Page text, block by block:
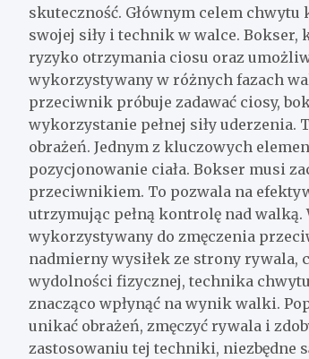
skuteczność. Głównym celem
swojej siły i technik w walce.
ryzyko otrzymania ciosu oraz
wykorzystywany w różnych fazach
przeciwnik próbuje zadawać ciosy,
wykorzystanie pełnej siły
obrażeń. Jednym z kluczowych
pozycjonowanie ciała. Bokser musi
przeciwnikiem. To pozwala na
utrzymując pełną kontrolę nad
wykorzystywany do zmęczenia
nadmierny wysiłek ze strony rywala,
wydolności fizycznej, technika
znacząco wpłynąć na wynik walki.
unikać obrażeń, zmęczyć rywala i
zastosowaniu tej techniki, niezbędne